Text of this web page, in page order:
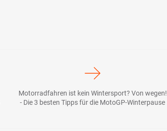
Motorradfahren ist kein Wintersport? Von wegen!
- Die 3 besten Tipps für die MotoGP-Winterpause